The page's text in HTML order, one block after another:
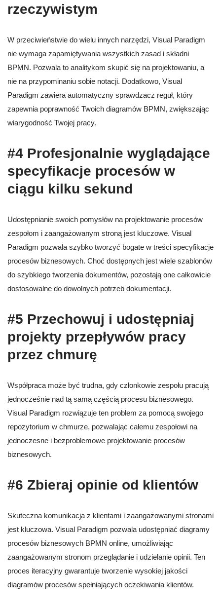
rzeczywistym
W przeciwieństwie do wielu innych narzędzi, Visual Paradigm
nie wymaga zapamiętywania wszystkich zasad i składni
BPMN. Pozwala to analitykom skupić się na projektowaniu, a
nie na przypominaniu sobie notacji. Dodatkowo, Visual
Paradigm zawiera automatyczny sprawdzacz reguł, który
zapewnia poprawność Twoich diagramów BPMN, zwiększając
wiarygodność Twojej pracy.
#4 Profesjonalnie wyglądające
specyfikacje procesów w
ciągu kilku sekund
Udostępnianie swoich pomysłów na projektowanie procesów
zespołom i zaangażowanym stroną jest kluczowe. Visual
Paradigm pozwala szybko tworzyć bogate w treści specyfikacje
procesów biznesowych. Choć dostępnych jest wiele szablonów
do szybkiego tworzenia dokumentów, pozostają one całkowicie
dostosowalne do dowolnych potrzeb dokumentacji.
#5 Przechowuj i udostępniaj
projekty przepływów pracy
przez chmurę
Współpraca może być trudna, gdy członkowie zespołu pracują
jednocześnie nad tą samą częścią procesu biznesowego.
Visual Paradigm rozwiązuje ten problem za pomocą swojego
repozytorium w chmurze, pozwalając całemu zespołowi na
jednoczesne i bezproblemowe projektowanie procesów
biznesowych.
#6 Zbieraj opinie od klientów
Skuteczna komunikacja z klientami i zaangażowanymi stronami
jest kluczowa. Visual Paradigm pozwala udostępniać diagramy
procesów biznesowych BPMN online, umożliwiając
zaangażowanym stronom przeglądanie i udzielanie opinii. Ten
proces iteracyjny gwarantuje tworzenie wysokiej jakości
diagramów procesów spełniających oczekiwania klientów.